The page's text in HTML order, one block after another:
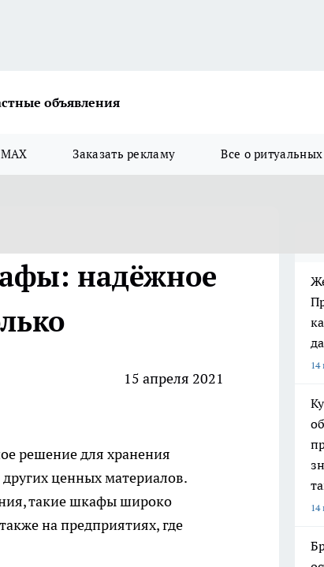
объявления
Заказать рекламу Все о ритуальных
надёжное
15 апреля 2021
решение для хранения
ценных материалов.
такие шкафы широко
на предприятиях, где
14
14